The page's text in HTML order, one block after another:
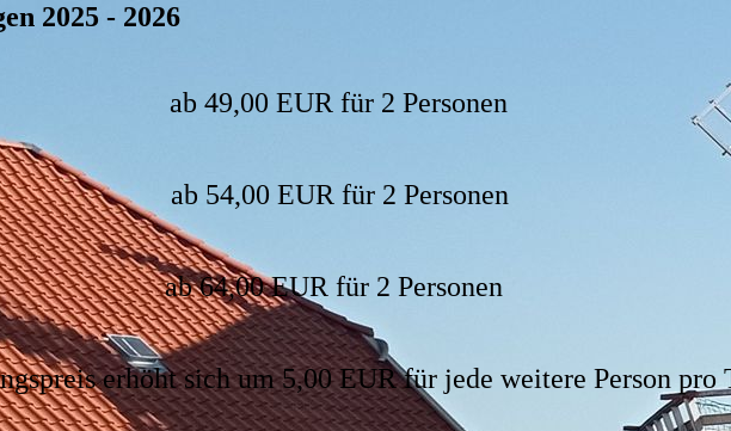
2025 - 2026
ab 49,00 EUR für 2 Personen
ab 54,00 EUR für 2 Personen
ab 64,00 EUR für 2 Personen
erhöht sich um 5,00 EUR für jede weitere Person pro